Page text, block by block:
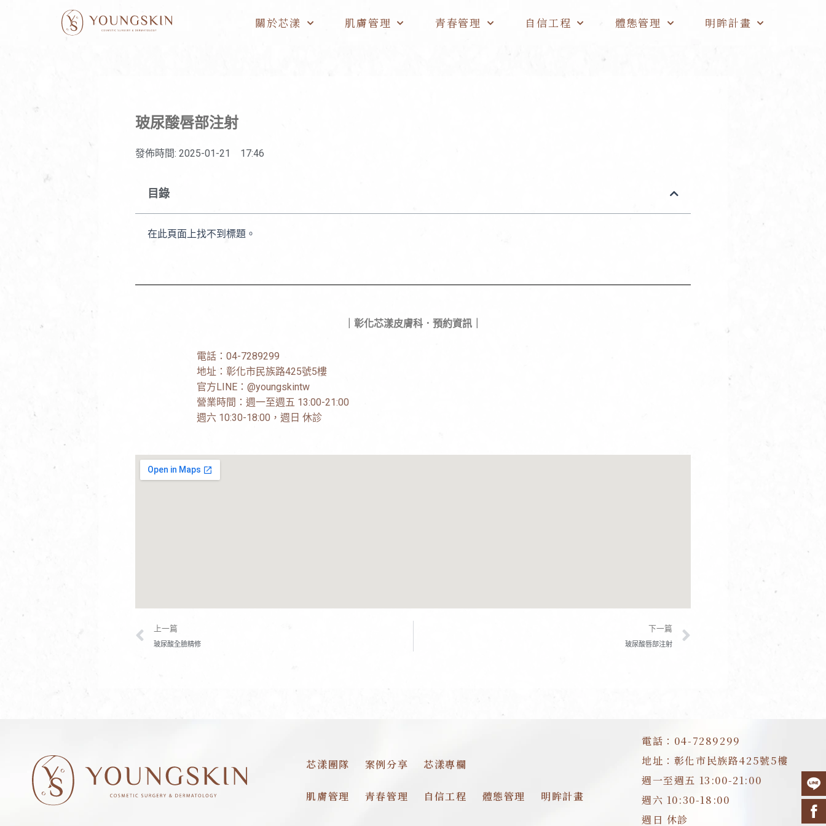
關於芯漾 肌膚管理 青春管理 自信工程 體態管理 明眸計畫
玻尿酸唇部注射
發佈時間: 2025-01-21 17:46
目錄
在此頁面上找不到標題。
｜彰化芯漾皮膚科．預約資訊｜
電話： 04-7289299
地址： 彰化市民族路425號5樓
官方LINE： @youngskintw
營業時間：週一至週五 13:00-21:00
週六 10:30-18:00，週日 休診
上一頁
上一篇
玻尿酸全臉精修
下一篇
玻尿酸唇部注射
芯漾團隊 案例分享 芯漾專欄
肌膚管理 青春管理 自信工程 體態管理 明眸計畫
電話：04-7289299
地址：彰化市民族路425號5樓
週一至週五 13:00-21:00
週六 10:30-18:00
週日 休診